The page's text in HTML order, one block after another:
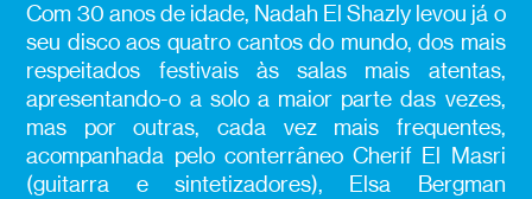
Com 30 anos de idade, Nadah El Shazly levou já o
seu disco aos quatro cantos do mundo, dos mais
respeitados festivais às salas mais atentas,
apresentando-o a solo a maior parte das vezes,
mas por outras, cada vez mais frequentes,
acompanhada pelo conterrâneo Cherif El Masri
(guitarra e sintetizadores), Elsa Bergman